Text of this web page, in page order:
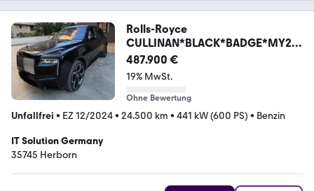
Rolls-Royce
CULLINAN*BLACK*BADGE*MY25
*FULL*WHITE*STARLIGHT
487.900 €
19% MwSt.
Ohne Bewertung
Unfallfrei • EZ 12/2024• 24.500 km • 441 kW (600 PS) • Benzin
IT Solution Germany
35745 Herborn